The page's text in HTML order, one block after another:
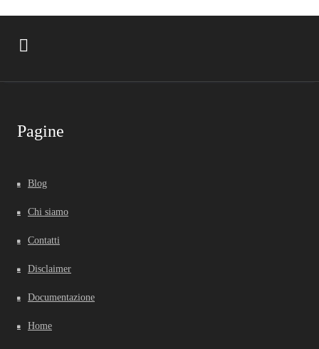
Pagine
Blog
Chi siamo
Contatti
Disclaimer
Documentazione
Home